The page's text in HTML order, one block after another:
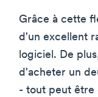
Grâce à cette
d'un excellent
logiciel. De
d'acheter un
- tout peut être